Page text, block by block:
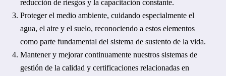
reducción de riesgos y la capacitación constante.
Proteger el medio ambiente, cuidando especialmente el
agua, el aire y el suelo, reconociendo a estos elementos
como parte fundamental del sistema de sustento de la vida.
Mantener y mejorar continuamente nuestros sistemas de
gestión de la calidad y certificaciones relacionadas en